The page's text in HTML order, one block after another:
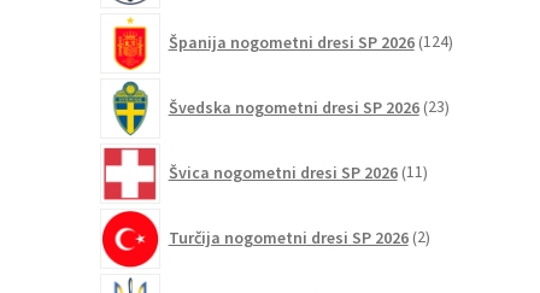
Španija nogometni dresi SP 2026 124izdelkov
Švedska nogometni dresi SP 2026 23izdelkov
Švica nogometni dresi SP 2026 11izdelkov
Turčija nogometni dresi SP 2026 2izdelka